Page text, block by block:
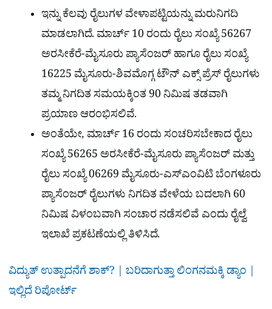
ಇನ್ನು ಕೆಲವು ರೈಲುಗಳ ವೇಳಾಪಟ್ಟಿಯನ್ನು ಮರುನಿಗದಿ
ಮಾಡಲಾಗಿದೆ. ಮಾರ್ಚ್ 10 ರಂದು ರೈಲು ಸಂಖ್ಯೆ 56267
ಅರಸೀಕೆರೆ-ಮೈಸೂರು ಪ್ಯಾಸೆಂಜರ್ ಹಾಗೂ ರೈಲು ಸಂಖ್ಯೆ
16225 ಮೈಸೂರು-ಶಿವಮೊಗ್ಗ ಟೌನ್ ಎಕ್ಸ್ ಪ್ರೆಸ್ ರೈಲುಗಳು
ತಮ್ಮ ನಿಗದಿತ ಸಮಯಕ್ಕಿಂತ 90 ನಿಮಿಷ ತಡವಾಗಿ
ಪ್ರಯಾಣ ಆರಂಭಿಸಲಿವೆ.
ಅಂತೆಯೇ, ಮಾರ್ಚ್ 16 ರಂದು ಸಂಚರಿಸಬೇಕಾದ ರೈಲು
ಸಂಖ್ಯೆ 56265 ಅರಸೀಕೆರೆ-ಮೈಸೂರು ಪ್ಯಾಸೆಂಜರ್ ಮತ್ತು
ರೈಲು ಸಂಖ್ಯೆ 06269 ಮೈಸೂರು-ಎಸ್ಎಂವಿಟಿ ಬೆಂಗಳೂರು
ಪ್ಯಾಸೆಂಜರ್ ರೈಲುಗಳು ನಿಗದಿತ ವೇಳೆಯ ಬದಲಾಗಿ 60
ನಿಮಿಷ ವಿಳಂಬವಾಗಿ ಸಂಚಾರ ನಡೆಸಲಿವೆ ಎಂದು ರೈಲ್ವೆ
ಇಲಾಖೆ ಪ್ರಕಟಣೆಯಲ್ಲಿ ತಿಳಿಸಿದೆ.
ವಿದ್ಯುತ್ ಉತ್ಪಾದನೆಗೆ ಶಾಕ್? | ಬರಿದಾಗುತ್ತಾ ಲಿಂಗನಮಕ್ಕಿ ಡ್ಯಾಂ |
ಇಲ್ಲಿದೆ ರಿಪೋರ್ಟ್